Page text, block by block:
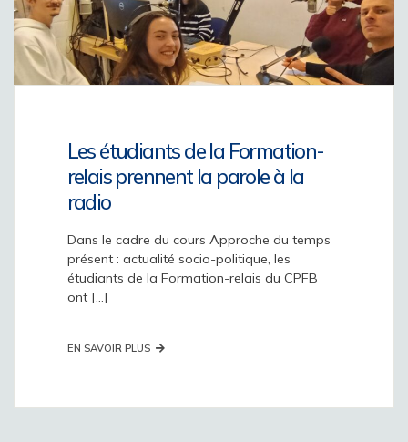
Les étudiants de la Formation-
relais prennent la parole à la
radio
Dans le cadre du cours Approche du temps
présent : actualité socio-politique, les
étudiants de la Formation-relais du CPFB
ont [...]
EN SAVOIR PLUS